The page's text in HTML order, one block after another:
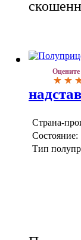
Оцените
Страна-
Состояние:
Тип